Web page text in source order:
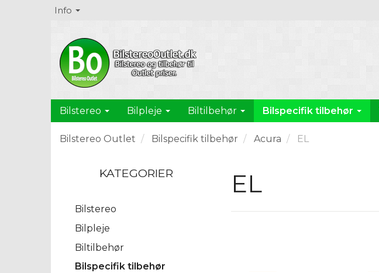
Info
Bilstereo Bilpleje Biltilbehør Bilspecifik tilbehør
Bilstereo Outlet Bilspecifik tilbehør Acura EL
KATEGORIER
Bilstereo
Bilpleje
Biltilbehør
Bilspecifik tilbehør
EL